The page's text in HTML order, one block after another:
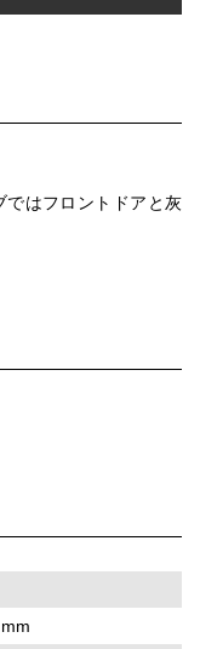
ではフロントドアと灰